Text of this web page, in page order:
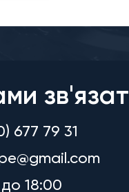
677 79 31
18:00